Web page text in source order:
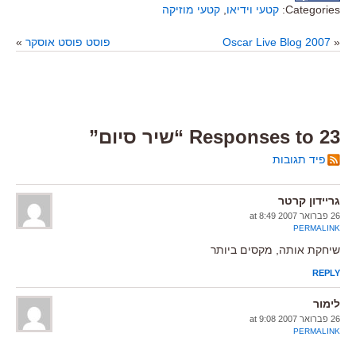
Categories: קטעי וידיאו קטעי מוזיקה
«
Oscar Live Blog 2007 פוסט פוסט אוסקר »
23 Responses to “שיר סיום”
פיד תגובות
גריידון קרטר
26 פברואר 2007 at 8:49
PERMALINK
שיחקת אותה, מקסים ביותר
REPLY
לימור
26 פברואר 2007 at 9:08
PERMALINK